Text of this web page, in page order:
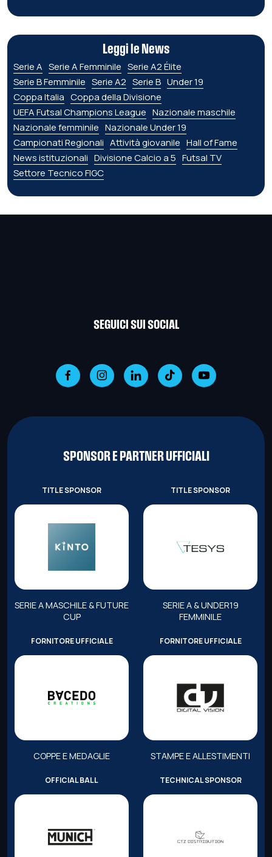
Leggi le News
Serie A Serie A Femminile Serie A2 Élite
Serie B Femminile Serie A2 Serie B Under 19
Coppa Italia Coppa della Divisione
UEFA Futsal Champions League Nazionale maschile
Nazionale femminile Nazionale Under 19
Campionati Regionali Attività giovanile Hall of Fame
News istituzionali Divisione Calcio a 5 Futsal TV
Settore Tecnico FIGC
SEGUICI SUI SOCIAL
SPONSOR E PARTNER UFFICIALI
TITLE SPONSOR
SERIE A MASCHILE & FUTURE
CUP
TITLE SPONSOR
SERIE A & UNDER19
FEMMINILE
FORNITORE UFFICIALE
COPPE E MEDAGLIE
FORNITORE UFFICIALE
STAMPE E ALLESTIMENTI
OFFICIAL BALL TECHNICAL SPONSOR